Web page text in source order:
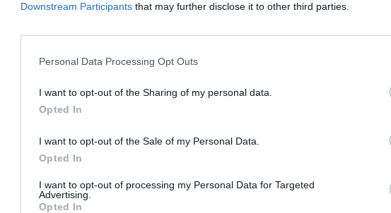
Downstream Participants that may further disclose it to other third parties.
Personal Data Processing Opt Outs
I want to opt-out of the Sharing of my personal data.
Opted In
I want to opt-out of the Sale of my Personal Data.
Opted In
I want to opt-out of processing my Personal Data for Targeted
Advertising.
Opted In
Rudy Giuliani a Come States?
americana